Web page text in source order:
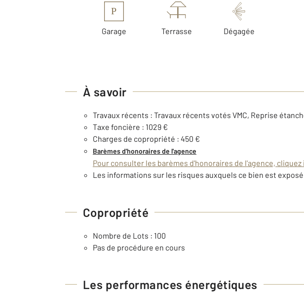
P
Garage Terrasse Dégagée
À savoir
Travaux récents : Travaux récents votés VMC, Reprise
Taxe foncière : 1029 €
Charges de copropriété : 450 €
Barèmes d'honoraires de l'agence
Pour consulter les barèmes d'honoraires de l'agence, cliquez
Les informations sur les risques auxquels ce bien est
Copropriété
Nombre de Lots : 100
Pas de procédure en cours
Les performances énergétiques